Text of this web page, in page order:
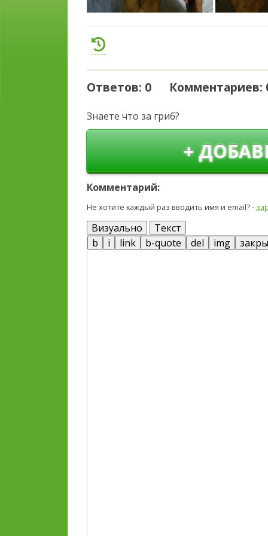
Ответов: 0 Комментариев:
Знаете что за гриб?
+
Комментарий:
Не хотите каждый раз вводить имя и email? -
Визуально Текст